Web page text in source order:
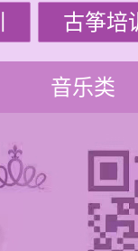
古筝培
音乐类